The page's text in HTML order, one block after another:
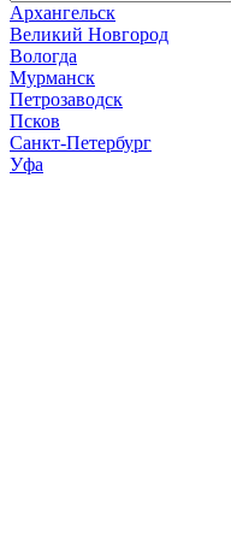
Архангельск
Великий Новгород
Вологда
Мурманск
Петрозаводск
Псков
Санкт-Петербург
Уфа